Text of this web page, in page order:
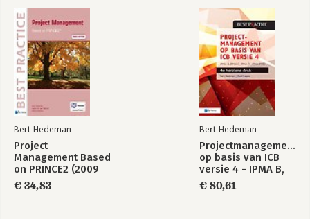
8.02 Teams
8.03 Probleem oplossen
8.04 Adviseren en raad geven
8.05 Onderhandelingsvaardigheid
8.06 Conflicthantering en crisisbeheersing
Contextuele competenties
9. Doorvoeren veranderingen (zij)
9.02 Portfolioorientatie
9.03 PPP.mngt. implementatie
10. Omgevingscompetenties (zij)
10.01 Business
Bert Hedeman
Project
Management Based
on PRINCE2 (2009
Edition)
€ 34,83
Bert Hedeman
Projectmanagement
op basis van ICB
versie 4 - IPMA B,
IPMA C, IPMA D,
IPMA PMO
€ 80,61